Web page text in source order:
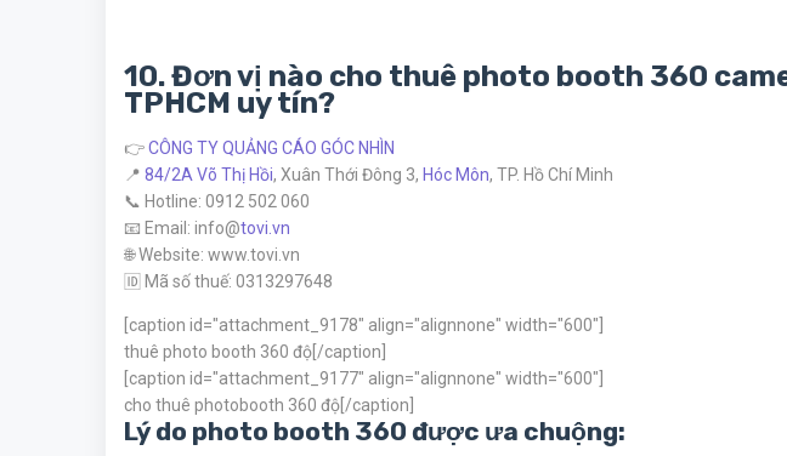
10. Đơn vị nào cho thuê photo booth 360
TPHCM uy tín?
👉CÔNG TY QUẢNG CÁO GÓC NHÌN
📍 84/2A Võ Thị Hồi, Xuân Thới Đông 3, Hóc Môn, TP. Hồ Chí Minh
📞 Hotline: 0912 502 060
📧 Email: info@tovi.vn
🌐 Website: www.tovi.vn
🆔 Mã số thuế: 0313297648
[caption id="attachment_9178" align="alignnone" width="600"]
thuê photo booth 360 độ[/caption]
[caption id="attachment_9177" align="alignnone" width="600"]
cho thuê photobooth 360 độ[/caption]
Lý do photo booth 360 được ưa chuộng: